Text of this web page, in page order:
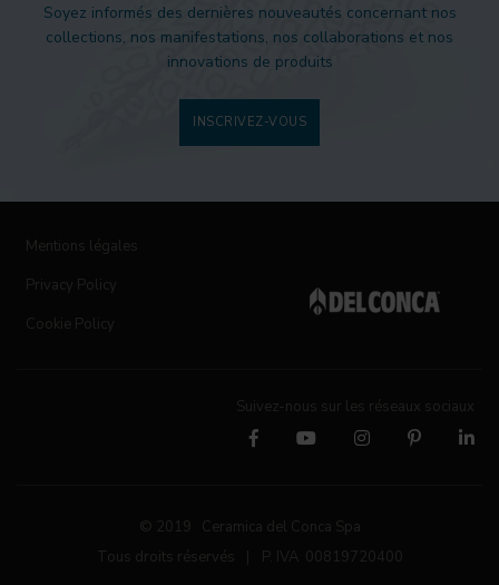
Soyez informés des dernières nouveautés concernant nos
collections, nos manifestations, nos collaborations et nos
innovations de produits
INSCRIVEZ-VOUS
Mentions légales
Privacy Policy
Cookie Policy
Suivez-nous sur les réseaux sociaux
© 2019 Ceramica del Conca Spa
Tous droits réservés
P. IVA 00819720400